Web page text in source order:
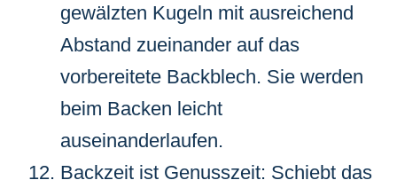
gewälzten Kugeln mit ausreichend
Abstand zueinander auf das
vorbereitete Backblech. Sie werden
beim Backen leicht
auseinanderlaufen.
Backzeit ist Genusszeit: Schiebt das